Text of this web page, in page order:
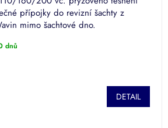
přípojky do revizní šachty z
mimo šachtové dno.
dnů
DETAIL